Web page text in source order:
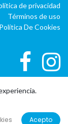
de privacidad
Términos de uso
Política De Cookies
para autónomos,
Acepto